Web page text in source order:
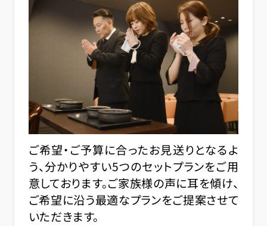
ご希望・ご予算に合ったお見送りとなるよ
う、分かりやすい5つのセットプランをご用
意しております。ご家族様の声に耳を傾け、
ご希望に沿う最適なプランをご提案させて
いただきます。